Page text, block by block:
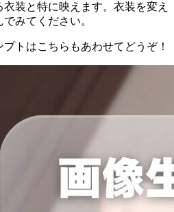
装と特に映えます。衣装を変え
みてください。
トはこちらもあわせてどうぞ！